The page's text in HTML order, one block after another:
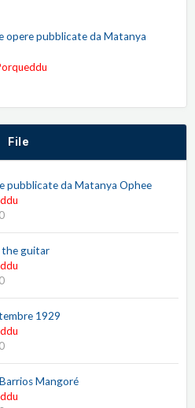
opere pubblicate da Matanya
File
pubblicate da Matanya Ophee
0
the guitar
0
1929
0
Mangoré